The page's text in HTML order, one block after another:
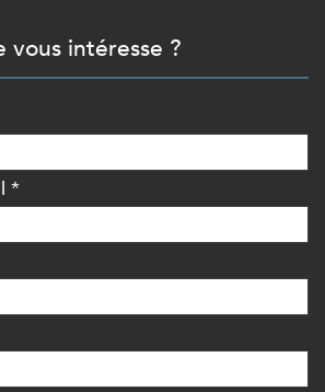
vous intéresse ?
*